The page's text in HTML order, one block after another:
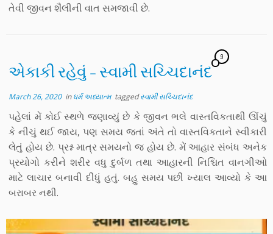
તેવી જીવન શૈલીની વાત સમજાવી છે.
એકાકી રહેવું – સ્વામી સચ્ચિદાનંદ
9
March 26, 2020inધર્મ અધ્યાત્મ taggedસ્વામી સચ્ચિદાનંદ
પહેલાં મેં કોઈ સ્થળે જણાવ્યું છે કે જીવન ભલે વાસ્તવિકતાથી ઊંચું
કે નીચું થઈ જાય, પણ સમય જતાં અંતે તો વાસ્તવિકતાને સ્વીકારી
લેતું હોય છે. પ્રશ્ન માત્ર સમયનો જ હોય છે. મેં આહાર સંબંધ અનેક
પ્રયોગો કરીને શરીર વધુ દુર્બળ તથા આહારની નિશ્ચિત વાનગીઓ
માટે લાચાર બનાવી દીધું હતું. બહુ સમય પછી ખ્યાલ આવ્યો કે આ
બરાબર નથી.